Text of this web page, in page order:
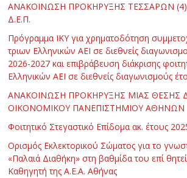
ΑΝΑΚΟΙΝΩΣΗ ΠΡΟΚΗΡΥΞΗΣ ΤΕΣΣΑΡΩΝ
Δ.Ε.Π.
Πρόγραμμα ΙΚΥ για χρηματοδότηση
τριων Ελληνικών ΑΕΙ σε διεθνείς
2026-2027 και επιβράβευση διάκρισης
Ελληνικών ΑΕΙ σε διεθνείς διαγωνισμούς
ΑΝΑΚΟΙΝΩΣΗ ΠΡΟΚΗΡΥΞΗΣ ΜΙΑΣ ΘΕΣΗΣ
ΟΙΚΟΝΟΜΙΚΟΥ ΠΑΝΕΠΙΣΤΗΜΙΟΥ ΑΘΗΝΩΝ
Φοιτητικό Στεγαστικό Επίδομα ακ. έτους
Ορισμός Εκλεκτορικού Σώματος για το
«Παλαιά Διαθήκη» στη βαθμίδα του επί
Καθηγητή της Α.Ε.Α. Αθήνας